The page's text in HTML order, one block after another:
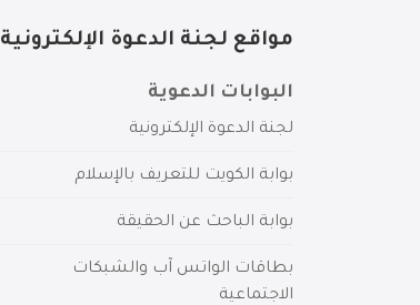
مواقع لجنة الدعوة الإلكترونية
البوابات الدعوية
لجنة الدعوة الإلكترونية
بوابة الكويت للتعريف بالإسلام
بوابة الباحث عن الحقيقة
بطاقات الواتس آب والشبكات
الاجتماعية